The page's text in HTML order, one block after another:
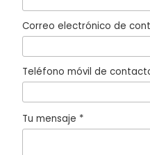
Correo electrónico de
Teléfono móvil de
Tu mensaje *